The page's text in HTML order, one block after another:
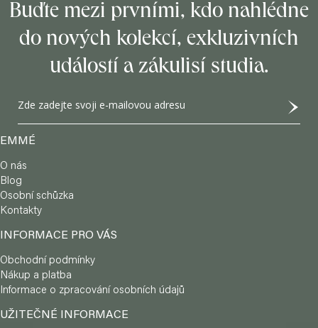
c
í
p
r
v
k
v
Buďte mezi prvními, kdo nahlédne
do nových kolekcí, exkluzivních
událostí a zákulisí studia.
EMMÉ
O nás
Blog
Osobní schůzka
Kontakty
INFORMACE PRO VÁS
Obchodní podmínky
Nákup a platba
Informace o zpracování osobních údajů
UŽITEČNÉ INFORMACE